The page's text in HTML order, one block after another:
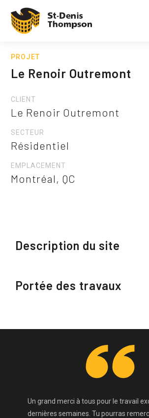
PROJET
Le Renoir Outremont
CLIENT
Le Renoir Outremont
SECTEUR
Résidentiel
EMPLACEMENT
Montréal, QC
Description du site
Portée des travaux
Un grand merci à tous pour le travail
dernières semaines. Tu pourras